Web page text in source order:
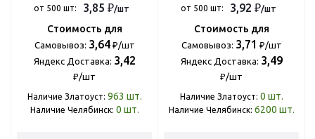
от 500 шт:
3,85 ₽/шт
Стоимость для
Самовывоз: 3,64₽/шт
Яндекс Доставка: 3,42
₽/шт
Наличие Златоуст: 963 шт.
Наличие Челябинск: 0 шт.
от 500 шт:
3,92 ₽/шт
Стоимость для
Самовывоз: 3,71 ₽/шт
Яндекс Доставка: 3,49
₽/шт
Наличие Златоуст: 0 шт.
Наличие Челябинск: 6200 шт.